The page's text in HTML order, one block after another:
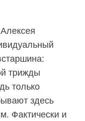
трижды
только
здесь
Фактически и